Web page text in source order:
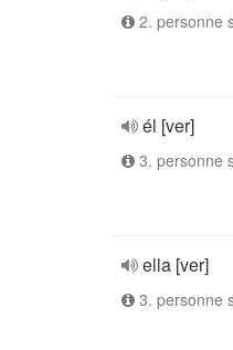
2. personne
él [ver]
3. personne
ella [ver]
3. personne